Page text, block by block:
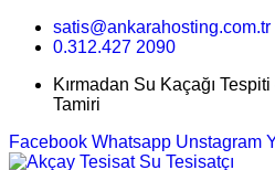
satis@ankarahosting.com.tr
0.312.427 2090
Kırmadan Su Kaçağı
Tamiri
Facebook Whatsapp Unstagram